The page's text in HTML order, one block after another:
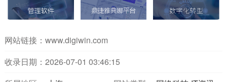
网站链接： www.digiwin.com
收录日期：2026-07-01 03:46:15